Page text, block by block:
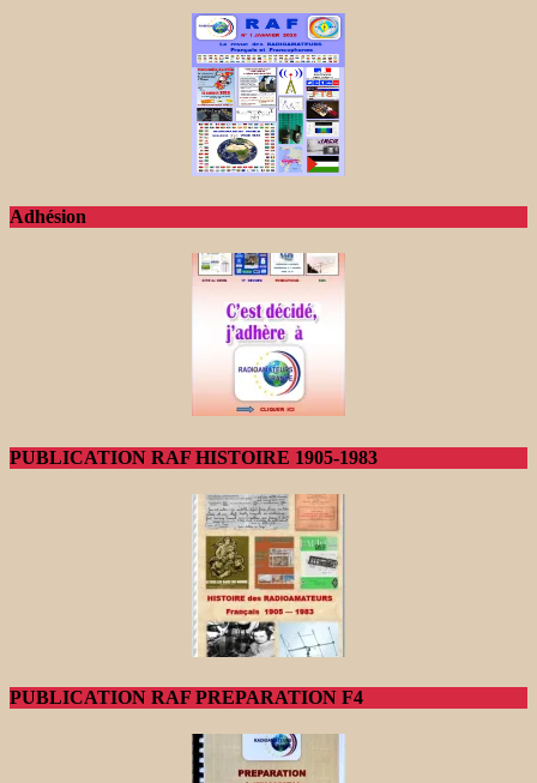
Adhésion
PUBLICATION RAF HISTOIRE 1905-1983
PUBLICATION RAF PREPARATION F4